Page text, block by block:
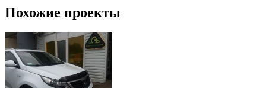
Похожие проекты